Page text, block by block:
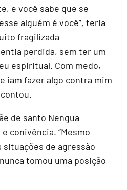
e você sabe que se
alguém é você”, teria
fragilizada
perdida, sem ter um
espiritual. Com medo,
iam fazer algo contra mim
de santo Nengua
conivência. “Mesmo
de agressão
tomou uma posição